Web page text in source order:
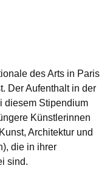
des Arts in Paris
Der Aufenthalt in der
diesem Stipendium
Künstlerinnen
Architektur und
die in ihrer
sind.